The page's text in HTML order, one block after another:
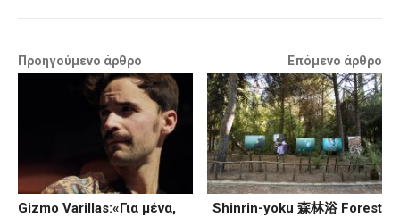
Προηγούμενο άρθρο
Gizmo Varillas:«Για μένα,
Επόμενο άρθρο
Shinrin-yoku 森林浴 Forest